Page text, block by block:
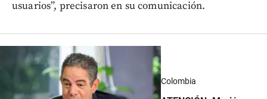
usuarios”, precisaron en su comunicación.
Colombia